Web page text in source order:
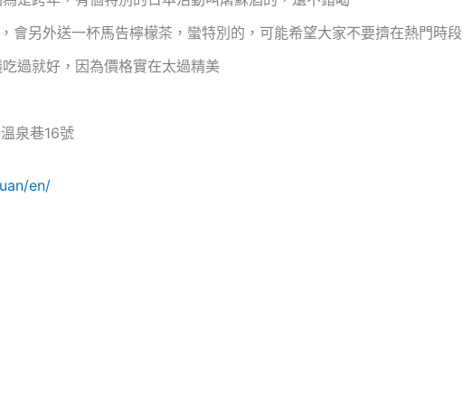
會另外送一杯馬告檸檬茶，蠻特別的，可能希望大家不要擠在熱門時
過就好，因為價格實在太過精美
泉巷16號
en/